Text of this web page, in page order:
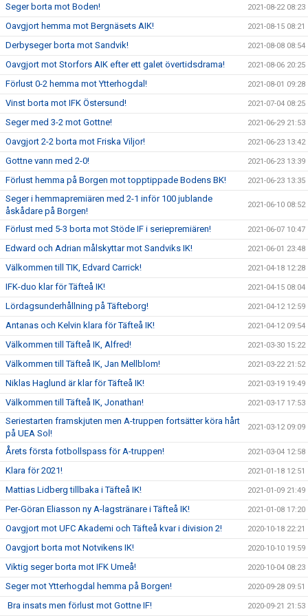
Seger borta mot Boden! 2021-08-22 08:23
Oavgjort hemma mot Bergnäsets AIK! 2021-08-15 08:21
Derbyseger borta mot Sandvik! 2021-08-08 08:54
Oavgjort mot Storfors AIK efter ett galet övertidsdrama! 2021-08-06 20:25
Förlust 0-2 hemma mot Ytterhogdal! 2021-08-01 09:28
Vinst borta mot IFK Östersund! 2021-07-04 08:25
Seger med 3-2 mot Gottne! 2021-06-29 21:53
Oavgjort 2-2 borta mot Friska Viljor! 2021-06-23 13:42
Gottne vann med 2-0! 2021-06-23 13:39
Förlust hemma på Borgen mot topptippade Bodens BK! 2021-06-23 13:35
Seger i hemmapremiären med 2-1 inför 100 jublande
åskådare på Borgen!
2021-06-10 08:52
Förlust med 5-3 borta mot Stöde IF i seriepremiären! 2021-06-07 10:47
Edward och Adrian målskyttar mot Sandviks IK! 2021-06-01 23:48
Välkommen till TIK, Edvard Carrick! 2021-04-18 12:28
IFK-duo klar för Täfteå IK! 2021-04-15 08:04
Lördagsunderhållning på Täfteborg! 2021-04-12 12:59
Antanas och Kelvin klara för Täfteå IK! 2021-04-12 09:54
Välkommen till Täfteå IK, Alfred! 2021-03-30 15:22
Välkommen till Täfteå IK, Jan Mellblom! 2021-03-22 21:52
Niklas Haglund är klar för Täfteå IK! 2021-03-19 19:49
Välkommen till Täfteå IK, Jonathan! 2021-03-17 17:53
Seriestarten framskjuten men A-truppen fortsätter köra hårt
på UEA Sol!
2021-03-12 09:09
Årets första fotbollspass för A-truppen! 2021-03-04 12:58
Klara för 2021! 2021-01-18 12:51
Mattias Lidberg tillbaka i Täfteå IK! 2021-01-09 21:49
Per-Göran Eliasson ny A-lagstränare i Täfteå IK! 2021-01-08 17:20
Oavgjort mot UFC Akademi och Täfteå kvar i division 2! 2020-10-18 22:21
Oavgjort borta mot Notvikens IK! 2020-10-10 19:59
Viktig seger borta mot IFK Umeå! 2020-10-04 08:23
Seger mot Ytterhogdal hemma på Borgen! 2020-09-28 09:51
Bra insats men förlust mot Gottne IF! 2020-09-21 21:53